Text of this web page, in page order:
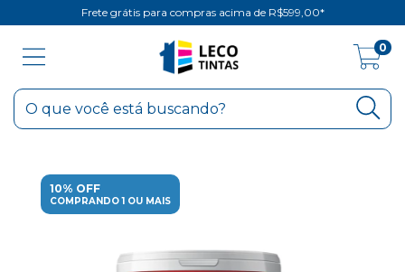
Frete grátis para compras acima de R$599,00*
0
10% OFF
COMPRANDO 1 OU MAIS